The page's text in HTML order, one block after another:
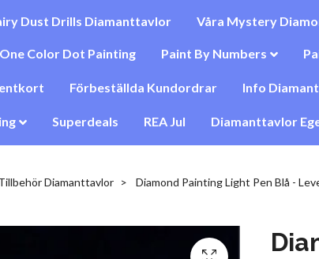
Dust Drills Diamanttavlor Våra Mystery
Color Dot Painting Paint By Numbers
Förbeställda Kundordrar Info
Superdeals REA Jul Diamanttavlor
Diamanttavlor Diamond Painting Light Pen Blå -